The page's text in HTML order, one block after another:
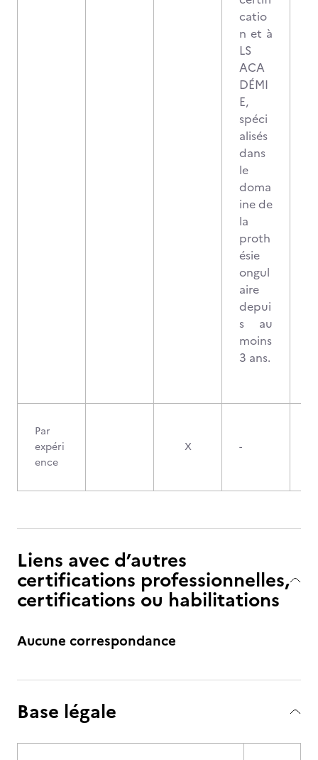
catio
n et à
LS
ACA
DÉMI
E,
spéci
alisés
dans
le
doma
ine de
la
proth
ésie
ongul
aire
depui
s au
moins
3 ans.
Par
expéri
ence
X -
Liens avec d’autres
certifications professionnelles,
certifications ou habilitations
Aucune correspondance
Base légale